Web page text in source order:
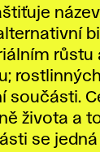
růstu
součásti.
života a
se